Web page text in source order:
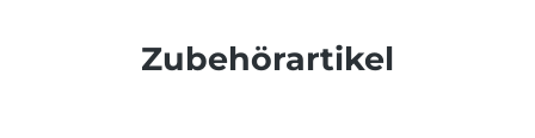
Produktgalerie überspringen
Zubehörartikel